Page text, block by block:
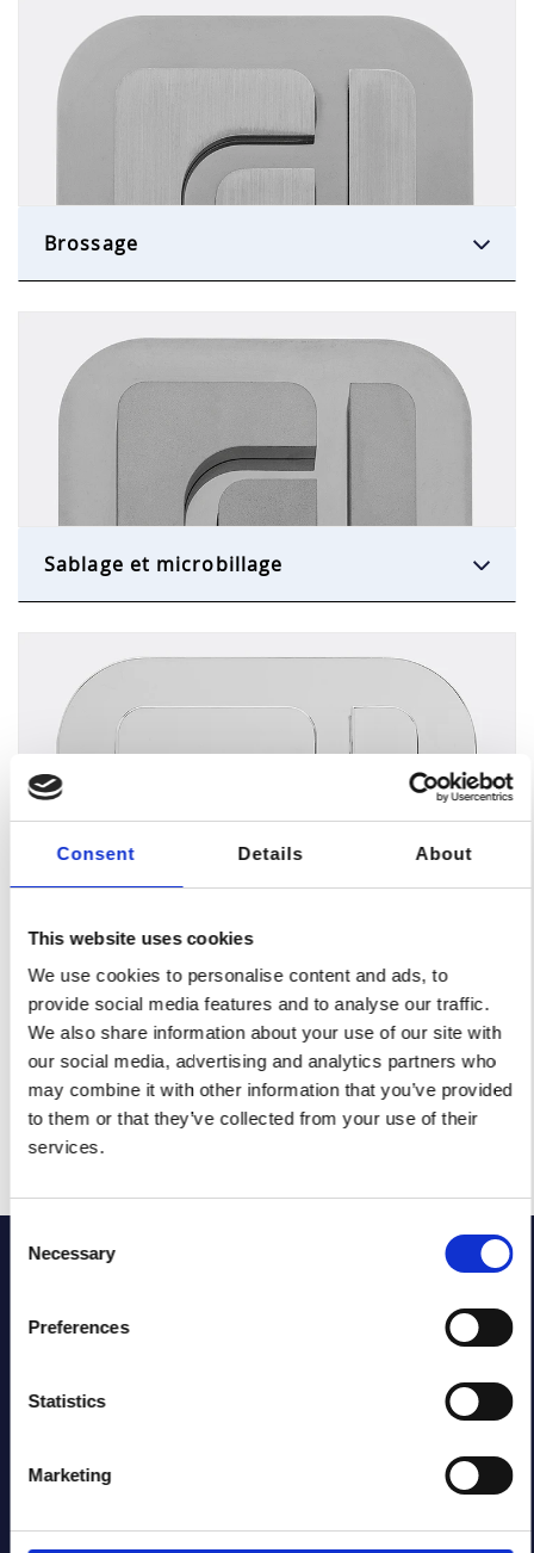
Consent Details About
This website uses cookies
We use cookies to personalise content and ads, to
provide social media features and to analyse our traffic.
We also share information about your use of our site with
our social media, advertising and analytics partners who
may combine it with other information that you’ve provided
to them or that they’ve collected from your use of their
services.
Selection
Necessary
Preferences
Statistics
Marketing
Brossage
Sablage et microbillage
Polissage esthétique
Load more
Découvrez toutes nos finitions
usinage CNC pour les projets de prototypage et de
production en petites séries.